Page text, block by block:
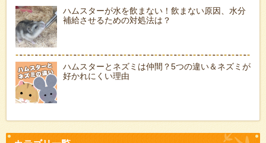
ハムスターが水を飲まない！飲まない原因、水分
補給させるための対処法は？
ハムスターとネズミは仲間？5つの違い＆ネズミが
好かれにくい理由